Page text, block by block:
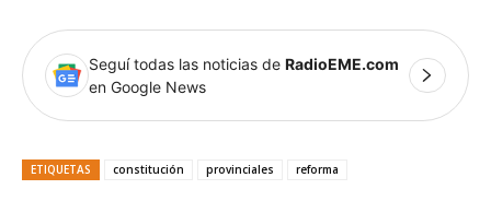
Seguí todas las noticias de RadioEME.com
en Google News
ETIQUETAS constitución provinciales reforma